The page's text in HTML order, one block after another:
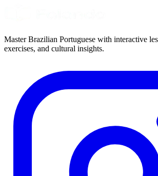
Master Brazilian Portuguese with interactive
exercises, and cultural insights.